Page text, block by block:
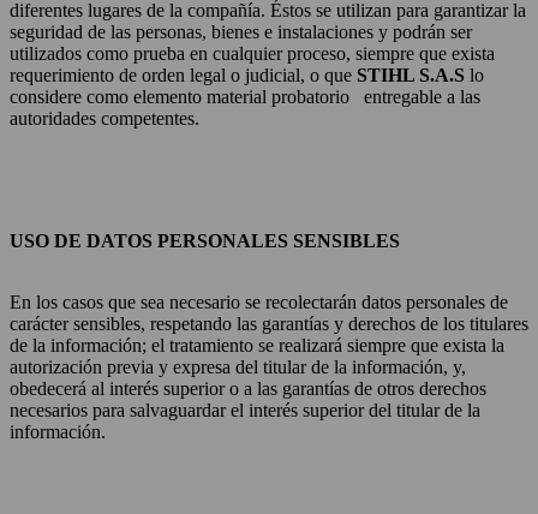
diferentes lugares de la compañía. Éstos se utilizan para garantizar la
seguridad de las personas, bienes e instalaciones y podrán ser
utilizados como prueba en cualquier proceso, siempre que exista
requerimiento de orden legal o judicial, o que STIHL S.A.S lo
considere como elemento material probatorio
entregable a las
autoridades competentes.
USO DE DATOS PERSONALES SENSIBLES
En los casos que sea necesario se recolectarán datos personales de
carácter sensibles, respetando las garantías y derechos de los titulares
de la información; el tratamiento se realizará siempre que exista la
autorización previa y expresa del titular de la información, y,
obedecerá al interés superior o a las garantías de otros derechos
necesarios para salvaguardar el interés superior del titular de la
información.